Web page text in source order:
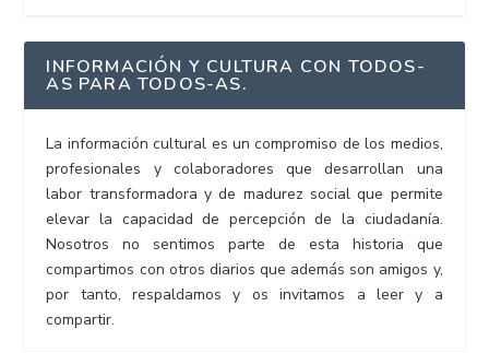
INFORMACIÓN Y CULTURA CON TODOS-
AS PARA TODOS-AS.
La información cultural es un compromiso de los medios,
profesionales y colaboradores que desarrollan una
labor transformadora y de madurez social que permite
elevar la capacidad de percepción de la ciudadanía.
Nosotros no sentimos parte de esta historia que
compartimos con otros diarios que además son amigos y,
por tanto, respaldamos y os invitamos a leer y a
compartir.